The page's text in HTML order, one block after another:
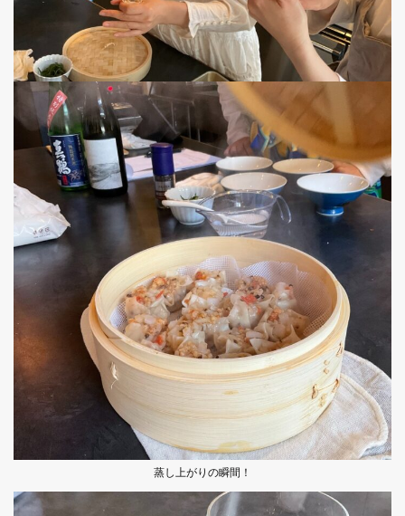
蒸し上がりの瞬間！